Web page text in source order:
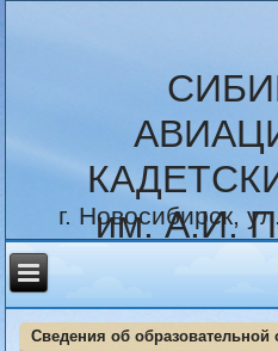
им. А.И.
г. Новосибирск,
Сведения об образовательной